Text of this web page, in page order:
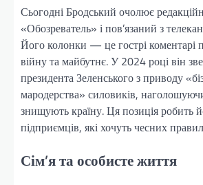
Сьогодні Бродський очолює
«Обозреватель» і пов’язаний з
Його колонки — це гострі коментарі
війну та майбутнє. У 2024 році він
президента Зеленського з приводу
мародерства» силовиків,
знищують країну. Ця позиція робить
підприємців, які хочуть чесних
Сім’я та особисте життя